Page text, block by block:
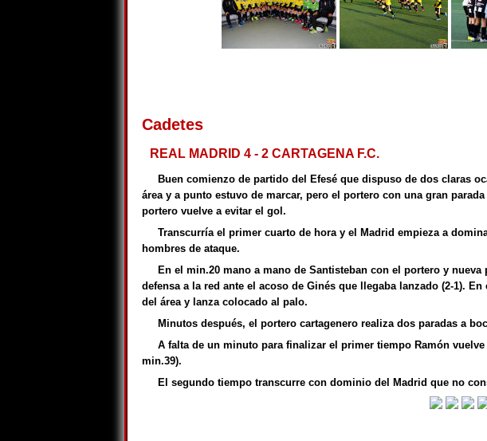
Cadetes
REAL MADRID 4 - 2 CARTAGENA F.C.
Buen comienzo de partido del Efesé que dispuso de dos claras
área y a punto estuvo de marcar, pero el portero con una gran
portero vuelve a evitar el gol.
Transcurría el primer cuarto de hora y el Madrid empieza a
hombres de ataque.
En el min.20 mano a mano de Santisteban con el portero y
defensa a la red ante el acoso de Ginés que llegaba lanzado (2-1).
del área y lanza colocado al palo.
Minutos después, el portero cartagenero realiza dos paradas a
A falta de un minuto para finalizar el primer tiempo Ramón
min.39).
El segundo tiempo transcurre con dominio del Madrid que no